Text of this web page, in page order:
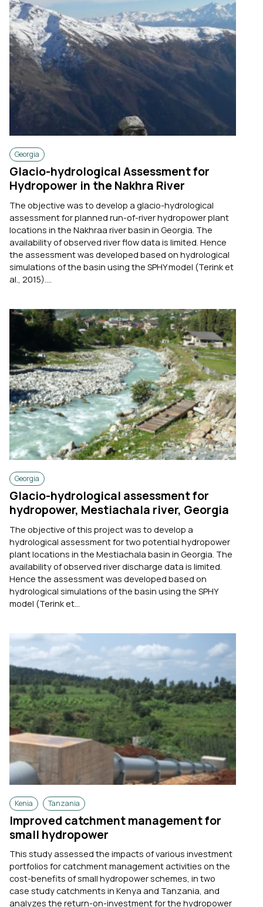
Georgia
Glacio-hydrological Assessment for
Hydropower in the Nakhra River
The objective was to develop a glacio-hydrological
assessment for planned run-of-river hydropower plant
locations in the Nakhraa river basin in Georgia. The
availability of observed river flow data is limited. Hence
the assessment was developed based on hydrological
simulations of the basin using the SPHY model (Terink et
al., 2015)....
Georgia
Glacio-hydrological assessment for
hydropower, Mestiachala river, Georgia
The objective of this project was to develop a
hydrological assessment for two potential hydropower
plant locations in the Mestiachala basin in Georgia. The
availability of observed river discharge data is limited.
Hence the assessment was developed based on
hydrological simulations of the basin using the SPHY
model (Terink et...
Kenia Tanzania
Improved catchment management for
small hydropower
This study assessed the impacts of various investment
portfolios for catchment management activities on the
cost-benefits of small hydropower schemes, in two
case study catchments in Kenya and Tanzania, and
analyzes the return-on-investment for the hydropower